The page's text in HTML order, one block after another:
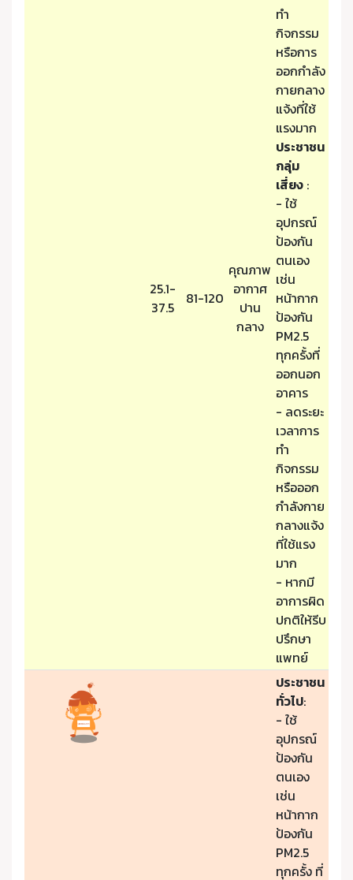
25.1-
37.5
81-120
คุณภาพ
อากาศ
ปาน
กลาง
ทำ
กิจกรรม
หรือการ
ออกกำลัง
กายกลาง
แจ้งที่ใช้
แรงมาก
ประชาชน
กลุ่ม
เสี่ยง :
- ใช้
อุปกรณ์
ป้องกัน
ตนเอง
เช่น
หน้ากาก
ป้องกัน
PM2.5
ทุกครั้งที่
ออกนอก
อาคาร
- ลดระยะ
เวลาการ
ทำ
กิจกรรม
หรือออก
กำลังกาย
กลางแจ้ง
ที่ใช้แรง
มาก
- หากมี
อาการผิด
ปกติให้รีบ
ปรึกษา
แพทย์
ประชาชน
ทั่วไป:
- ใช้
อุปกรณ์
ป้องกัน
ตนเอง
เช่น
หน้ากาก
ป้องกัน
PM2.5
ทุกครั้ง ที่